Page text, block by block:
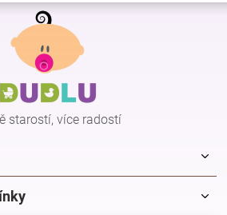
p
r
v
k
y
v
ý
p
starostí, více radostí